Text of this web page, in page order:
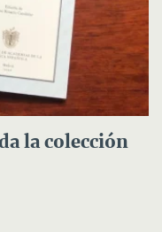
la colección